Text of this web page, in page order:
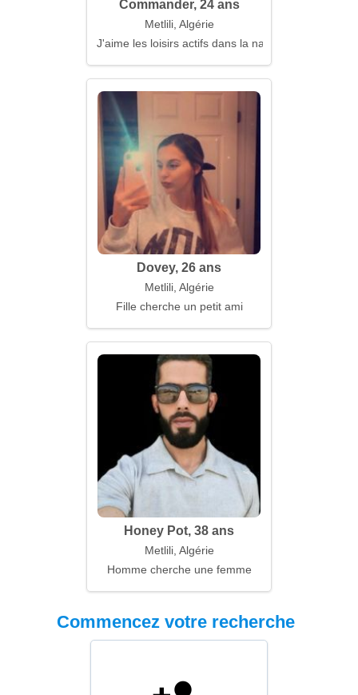
Commander, 24 ans
Metlili, Algérie
J'aime les loisirs actifs dans la nature
Dovey, 26 ans
Metlili, Algérie
Fille cherche un petit ami
Honey Pot, 38 ans
Metlili, Algérie
Homme cherche une femme
Commencez votre recherche